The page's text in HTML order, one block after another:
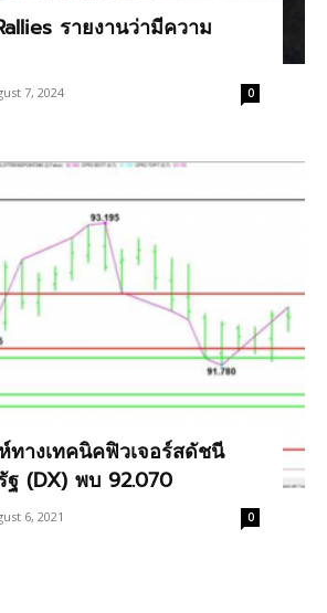
รายงานว่ามีความ
7, 2024 0
ทางเทคนิคฟิวเจอร์สดัชนี
ฐ (DX) พบ 92.070
6, 2021 0